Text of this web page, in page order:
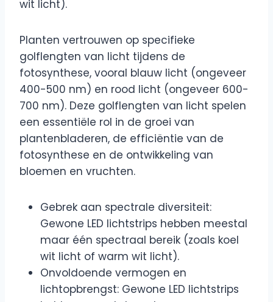
wit licht).
Planten vertrouwen op specifieke
golflengten van licht tijdens de
fotosynthese, vooral blauw licht (ongeveer
400-500 nm) en rood licht (ongeveer 600-
700 nm). Deze golflengten van licht spelen
een essentiële rol in de groei van
plantenbladeren, de efficiëntie van de
fotosynthese en de ontwikkeling van
bloemen en vruchten.
Gebrek aan spectrale diversiteit:
Gewone LED lichtstrips hebben meestal
maar één spectraal bereik (zoals koel
wit licht of warm wit licht).
Onvoldoende vermogen en
lichtopbrengst: Gewone LED lichtstrips